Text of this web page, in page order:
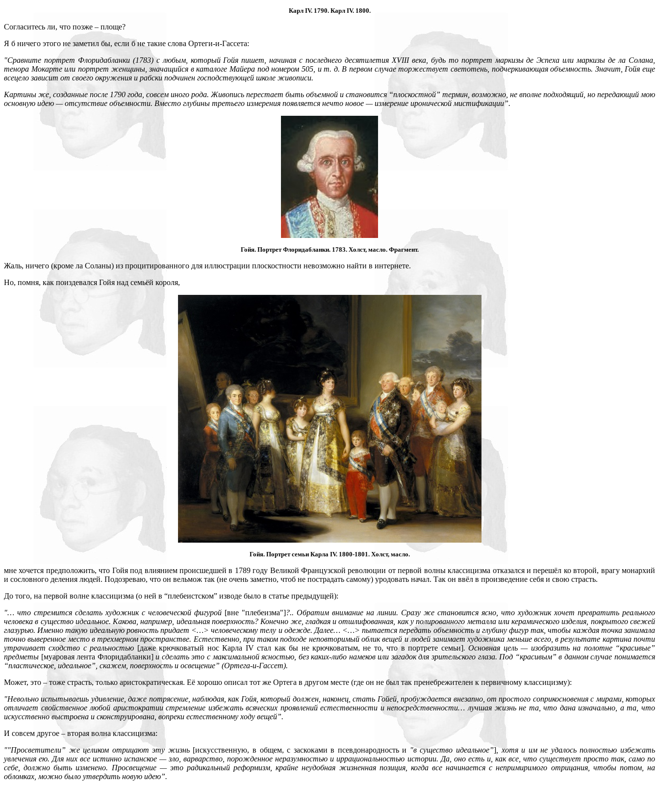
Карл IV. 1790. Карл IV. 1800.
Согласитесь ли, что позже – площе?
Я б ничего этого не заметил бы, если б не такие слова Ортеги-и-Гассета:
"Сравните портрет Флоридабланки (1783) с любым, который Гойя пишет, начиная с последнего десятилетия XVIII века, будь то портрет маркизы де Эспеха или маркизы де ла Солана,
тенора Мокарте или портрет женщины, значащийся в каталоге Майера под номером 505, и т. д. В первом случае торжествует светотень, подчеркивающая объемность. Значит, Гойя еще
всецело зависит от своего окружения и рабски подчинен господствующей школе живописи.
Картины же, созданные после 1790 года, совсем иного рода. Живопись перестает быть объемной и становится “плоскостной” термин, возможно, не вполне подходящий, но передающий мою
основную идею — отсутствие объемности. Вместо глубины третьего измерения появляется нечто новое — измерение иронической мистификации”.
Гойя. Портрет Флоридабланки. 1783. Холст, масло. Фрагмент.
Жаль, ничего (кроме ла Соланы) из процитированного для иллюстрации плоскостности невозможно найти в интернете.
Но, помня, как поиздевался Гойя над семьёй короля,
Гойя. Портрет семьи Карла IV. 1800-1801. Холст, масло.
мне хочется предположить, что Гойя под влиянием происшедшей в 1789 году Великой Французской революции от первой волны классицизма отказался и перешёл ко второй, врагу монархий
и сословного деления людей. Подозреваю, что он вельмож так (не очень заметно, чтоб не пострадать самому) уродовать начал. Так он ввёл в произведение себя и свою страсть.
До того, на первой волне классицизма (о ней в “плебеистском” изводе было в статье предыдущей):
"… что стремится сделать художник с человеческой фигурой [вне "плебеизма"]?.. Обратим внимание на линии. Сразу же становится ясно, что художник хочет превратить реального
человека в существо идеальное. Какова, например, идеальная поверхность? Конечно же, гладкая и отшлифованная, как у полированного металла или керамического изделия, покрытого свежей
глазурью. Именно такую идеальную ровность придает <…> человеческому телу и одежде. Далее… <…> пытается передать объемность и глубину фигур так, чтобы каждая точка занимала
точно выверенное место в трехмерном пространстве. Естественно, при таком подходе неповторимый облик вещей и людей занимает художника меньше всего, в результате картина почти
утрачивает сходство с реальностью [даже крючковатый нос Карла IV стал как бы не крючковатым, не то, что в портрете семьи]. Основная цель — изобразить на полотне “красивые”
предметы [муаровая лента Флоридабланки]и сделать это с максимальной ясностью, без каких-либо намеков или загадок для зрительского глаза. Под “красивым” в данном случае понимается
“пластическое, идеальное”, скажем, поверхность и освещение” (Ортега-и-Гассет).
Может, это – тоже страсть, только аристократическая. Её хорошо описал тот же Ортега в другом месте (где он не был так пренебрежителен к первичному классицизму):
"Невольно испытываешь удивление, даже потрясение, наблюдая, как Гойя, который должен, наконец, стать Гойей, пробуждается внезапно, от простого соприкосновения с мирами, которых
отличает свойственное любой аристократии стремление избежать всяческих проявлений естественности и непосредственности… лучшая жизнь не та, что дана изначально, а та, что
искусственно выстроена и сконструирована, вопреки естественному ходу вещей”.
И совсем другое – вторая волна классицизма:
""Просветители” же целиком отрицают эту жизнь[искусственную, в общем, с заскоками в псевдонародность и "в существо идеальное”] , хотя и им не удалось полностью избежать
увлечения ею. Для них все истинно испанское — зло, варварство, порожденное неразумностью и иррациональностью истории. Да, оно есть и, как все, что существует просто так, само по
себе, должно быть изменено. Просвещение — это радикальный реформизм, крайне неудобная жизненная позиция, когда все начинается с непримиримого отрицания, чтобы потом, на
обломках, можно было утвердить новую идею”.